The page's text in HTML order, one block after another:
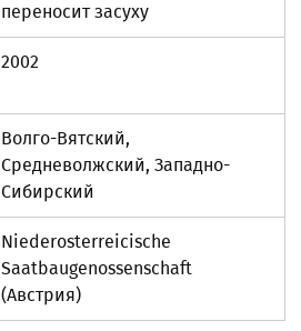
переносит засуху
2002
Волго-Вятский,
Средневолжский, Западно-
Сибирский
Niederosterreicische
Saatbaugenossenschaft
(Австрия)